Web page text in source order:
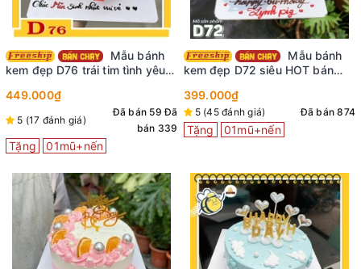
kem đẹp D76 trái tim tình yêu
449.000₫
5 (17 đánh giá)
Đã bán 59 Đã
bán 339
Tặng 01mũ+nến
kem đẹp D72 siêu HOT bán
399.000₫
5 (45 đánh giá) Đã bán 874
Tặng 01mũ+nến